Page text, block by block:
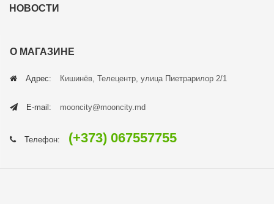
НОВОСТИ
О МАГАЗИНЕ
Адрес: Кишинёв, Телецентр, улица Пиетрарилор 2/1
E-mail: mooncity@mooncity.md
Телефон: (+373) 067557755